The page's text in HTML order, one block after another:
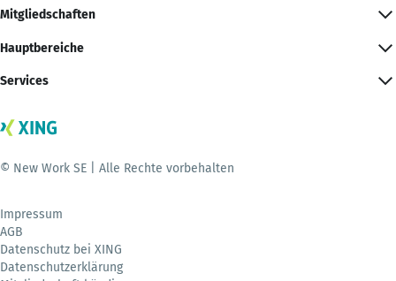
Mitgliedschaften
Hauptbereiche
Services
© New Work SE | Alle Rechte vorbehalten
Impressum
AGB
Datenschutz bei XING
Datenschutzerklärung